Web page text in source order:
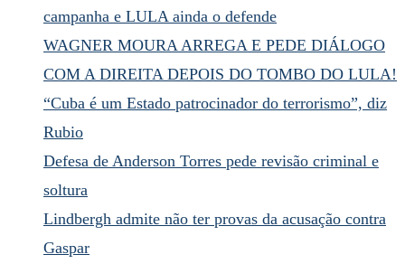
campanha e LULA ainda o defende
WAGNER MOURA ARREGA E PEDE DIÁLOGO
COM A DIREITA DEPOIS DO TOMBO DO LULA!
“Cuba é um Estado patrocinador do terrorismo”, diz
Rubio
Defesa de Anderson Torres pede revisão criminal e
soltura
Lindbergh admite não ter provas da acusação contra
Gaspar